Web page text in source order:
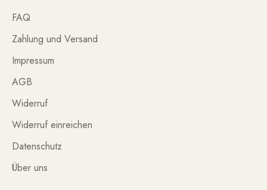
FAQ
Zahlung und Versand
Impressum
AGB
Widerruf
Widerruf einreichen
Datenschutz
Über uns